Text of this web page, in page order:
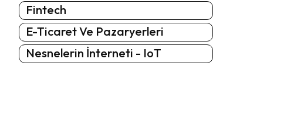
Fintech
E-Ticaret Ve Pazaryerleri
Nesnelerin İnterneti - IoT